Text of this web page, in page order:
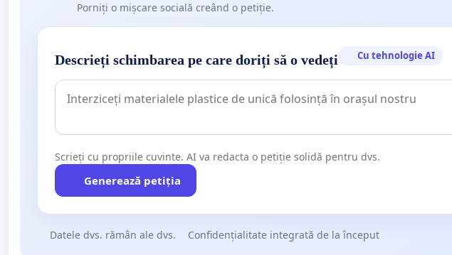
Porniți o mișcare socială creând o petiție.
Descrieți schimbarea pe care doriți să o vedeți Cu tehnologie AI
Scrieți cu propriile cuvinte. AI va redacta o petiție solidă pentru dvs.
Generează petiția
Datele dvs. rămân ale dvs. Confidențialitate integrată de la început